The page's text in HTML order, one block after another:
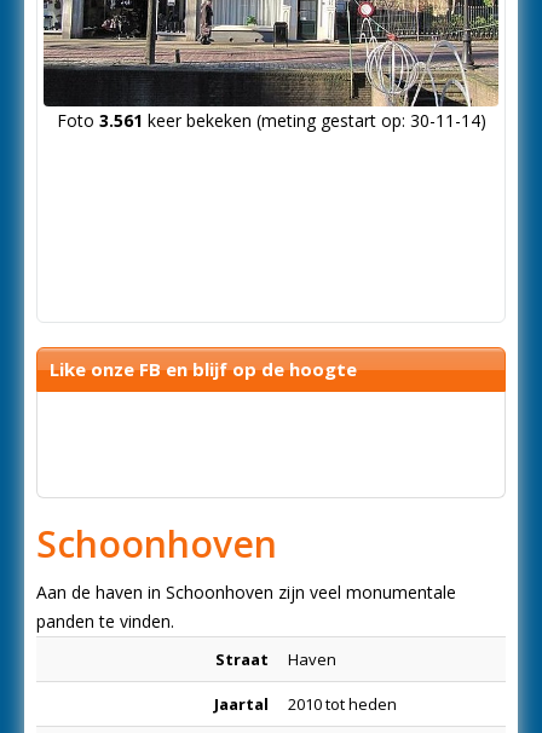
Foto 3.561 keer bekeken (meting gestart op: 30-11-14)
Like onze FB en blijf op de hoogte
Schoonhoven
Aan de haven in Schoonhoven zijn veel monumentale
panden te vinden.
Straat Haven
Jaartal 2010 tot heden